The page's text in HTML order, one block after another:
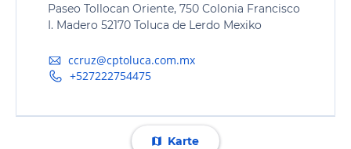
Paseo Tollocan Oriente, 750 Colonia Francisco
I. Madero 52170 Toluca de Lerdo Mexiko
ccruz@cptoluca.com.mx
+527222754475
Karte